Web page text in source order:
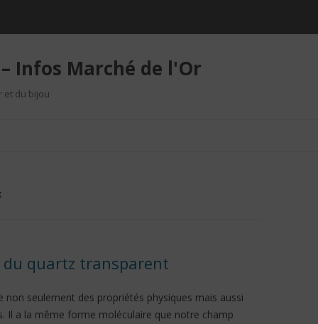
Infos Marché de l'Or
et du bijou
quartz transparent
seulement des propriétés physiques mais aussi
Il a la même forme moléculaire que notre champ